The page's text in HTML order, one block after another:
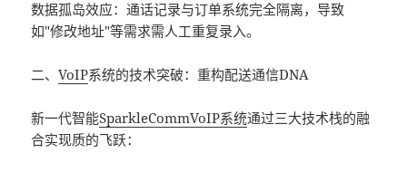
数据孤岛效应：通话记录与订单系统完全隔离，导致
如"修改地址"等需求需人工重复录入。
二、VoIP系统的技术突破：重构配送通信DNA
新一代智能SparkleCommVoIP系统通过三大技术栈的融
合实现质的飞跃：